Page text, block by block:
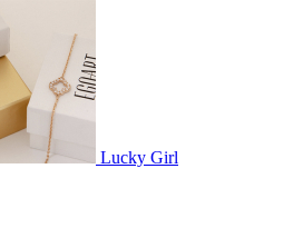
Lucky Girl